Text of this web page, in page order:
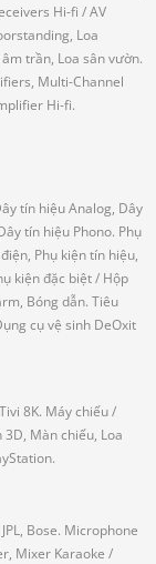
Hi-fi / AV
Loa
trần, Loa sân vườn.
Multi-Channel
Hi-fi.
tín hiệu Analog, Dây
tín hiệu Phono. Phụ
Phụ kiện tín hiệu,
kiện đặc biệt/ Hộp
Bóng dẫn. Tiêu
cụ vệ sinh DeOxit
8K. Máy chiếu/
3D, Màn chiếu, Loa
Bose. Microphone
Mixer Karaoke /